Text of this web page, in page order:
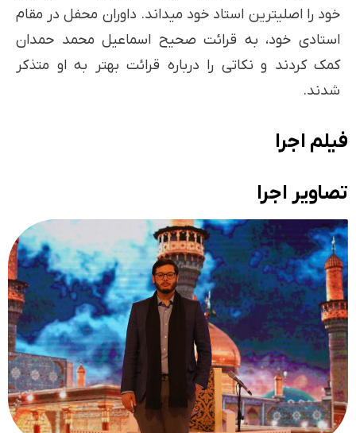
خود را اصلی­ترین استاد خود می­داند. داوران محفل در مقام
استادی خود، به قرائت صحیح اسماعیل محمد حمدان
کمک کردند و نکاتی را درباره قرائت بهتر به او متذکر
شدند.
فیلم اجرا
تصاویر اجرا